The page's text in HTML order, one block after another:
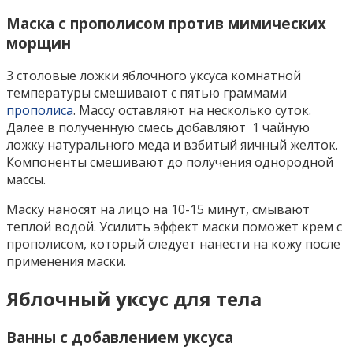
Маска с прополисом против мимических
морщин
3 столовые ложки яблочного уксуса комнатной
температуры смешивают с пятью граммами
прополиса. Массу оставляют на несколько суток.
Далее в полученную смесь добавляют 1 чайную
ложку натурального меда и взбитый яичный желток.
Компоненты смешивают до получения однородной
массы.
Маску наносят на лицо на 10-15 минут, смывают
теплой водой. Усилить эффект маски поможет крем с
прополисом, который следует нанести на кожу после
применения маски.
Яблочный уксус для тела
Ванны с добавлением уксуса